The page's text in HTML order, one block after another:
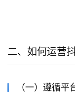
二、如何运营
（一）遵循